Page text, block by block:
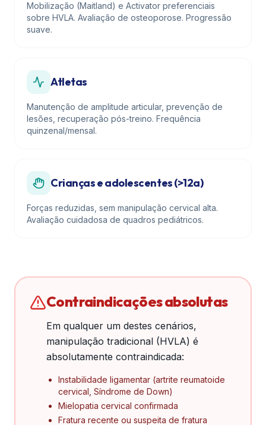
Mobilização (Maitland) e Activator preferenciais
sobre HVLA. Avaliação de osteoporose. Progressão
suave.
Atletas
Manutenção de amplitude articular, prevenção de
lesões, recuperação pós-treino. Frequência
quinzenal/mensal.
Crianças e adolescentes (>12a)
Forças reduzidas, sem manipulação cervical alta.
Avaliação cuidadosa de quadros pediátricos.
Contraindicações absolutas
Em qualquer um destes cenários,
manipulação tradicional (HVLA) é
absolutamente contraindicada:
Instabilidade ligamentar (artrite reumatoide
cervical, Síndrome de Down)
Mielopatia cervical confirmada
Fratura recente ou suspeita de fratura